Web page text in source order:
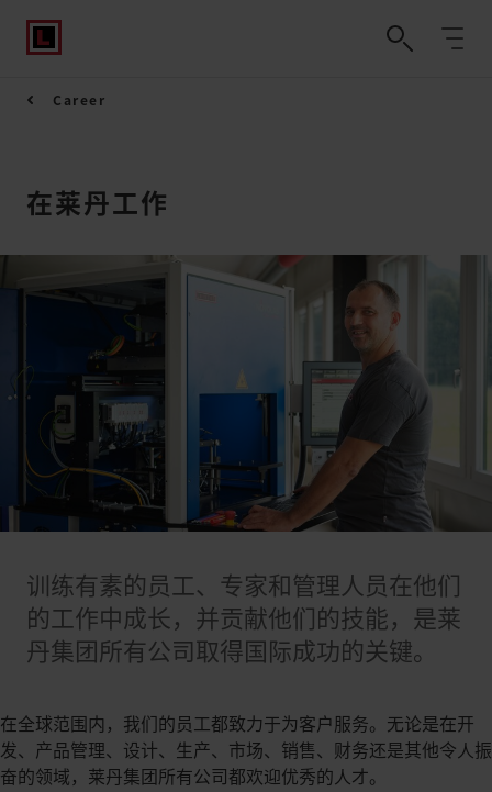
Career
在莱丹工作
训练有素的员工、专家和管理人员在他们
的工作中成长，并贡献他们的技能，是莱
丹集团所有公司取得国际成功的关键。
在全球范围内，我们的员工都致力于为客户服务。无论是在开
发、产品管理、设计、生产、市场、销售、财务还是其他令人振
奋的领域，莱丹集团所有公司都欢迎优秀的人才。